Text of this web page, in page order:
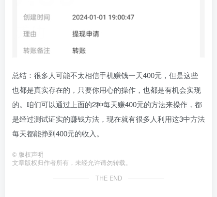
总结：很多人可能不太相信手机赚钱一天400元，但是这些
也都是真实存在的，只要你用心的操作，也都是有机会实现
的。咱们可以通过上面的2种每天赚400元的方法来操作，都
是经过测试证实的赚钱方法，现在就有很多人利用这3中方法
每天都能挣到400元的收入。
© 版权声明
文章版权归作者所有，未经允许请勿转载。
THE END